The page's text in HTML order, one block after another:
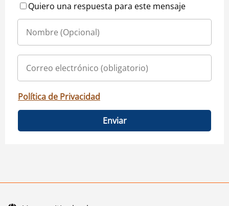
Quiero una respuesta para este mensaje
Política de Privacidad
Enviar